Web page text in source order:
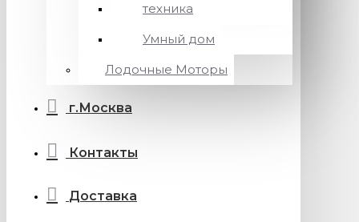
техника
Умный дом
Лодочные Моторы
г.Москва
Контакты
Доставка